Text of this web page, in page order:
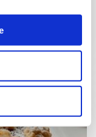
20